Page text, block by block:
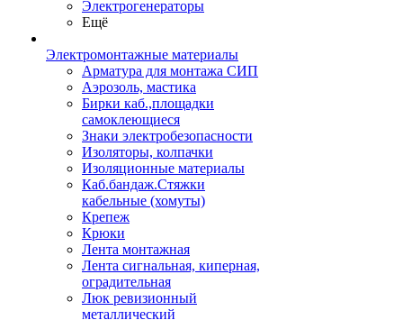
Электрогенераторы
Ещё
Электромонтажные материалы
Арматура для монтажа СИП
Аэрозоль, мастика
Бирки каб.,площадки
самоклеющиеся
Знаки электробезопасности
Изоляторы, колпачки
Изоляционные материалы
Каб.бандаж.Стяжки
кабельные (хомуты)
Крепеж
Крюки
Лента монтажная
Лента сигнальная, киперная,
оградительная
Люк ревизионный
металлический